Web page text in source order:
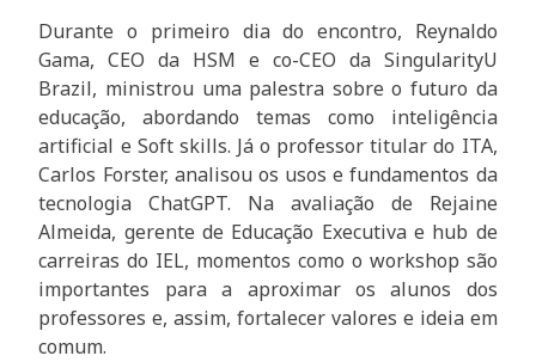
Durante o primeiro dia do encontro, Reynaldo
Gama, CEO da HSM e co-CEO da SingularityU
Brazil, ministrou uma palestra sobre o futuro da
educação, abordando temas como inteligência
artificial e Soft skills. Já o professor titular do ITA,
Carlos Forster, analisou os usos e fundamentos da
tecnologia ChatGPT. Na avaliação de Rejaine
Almeida, gerente de Educação Executiva e hub de
carreiras do IEL, momentos como o workshop são
importantes para a aproximar os alunos dos
professores e, assim, fortalecer valores e ideia em
comum.